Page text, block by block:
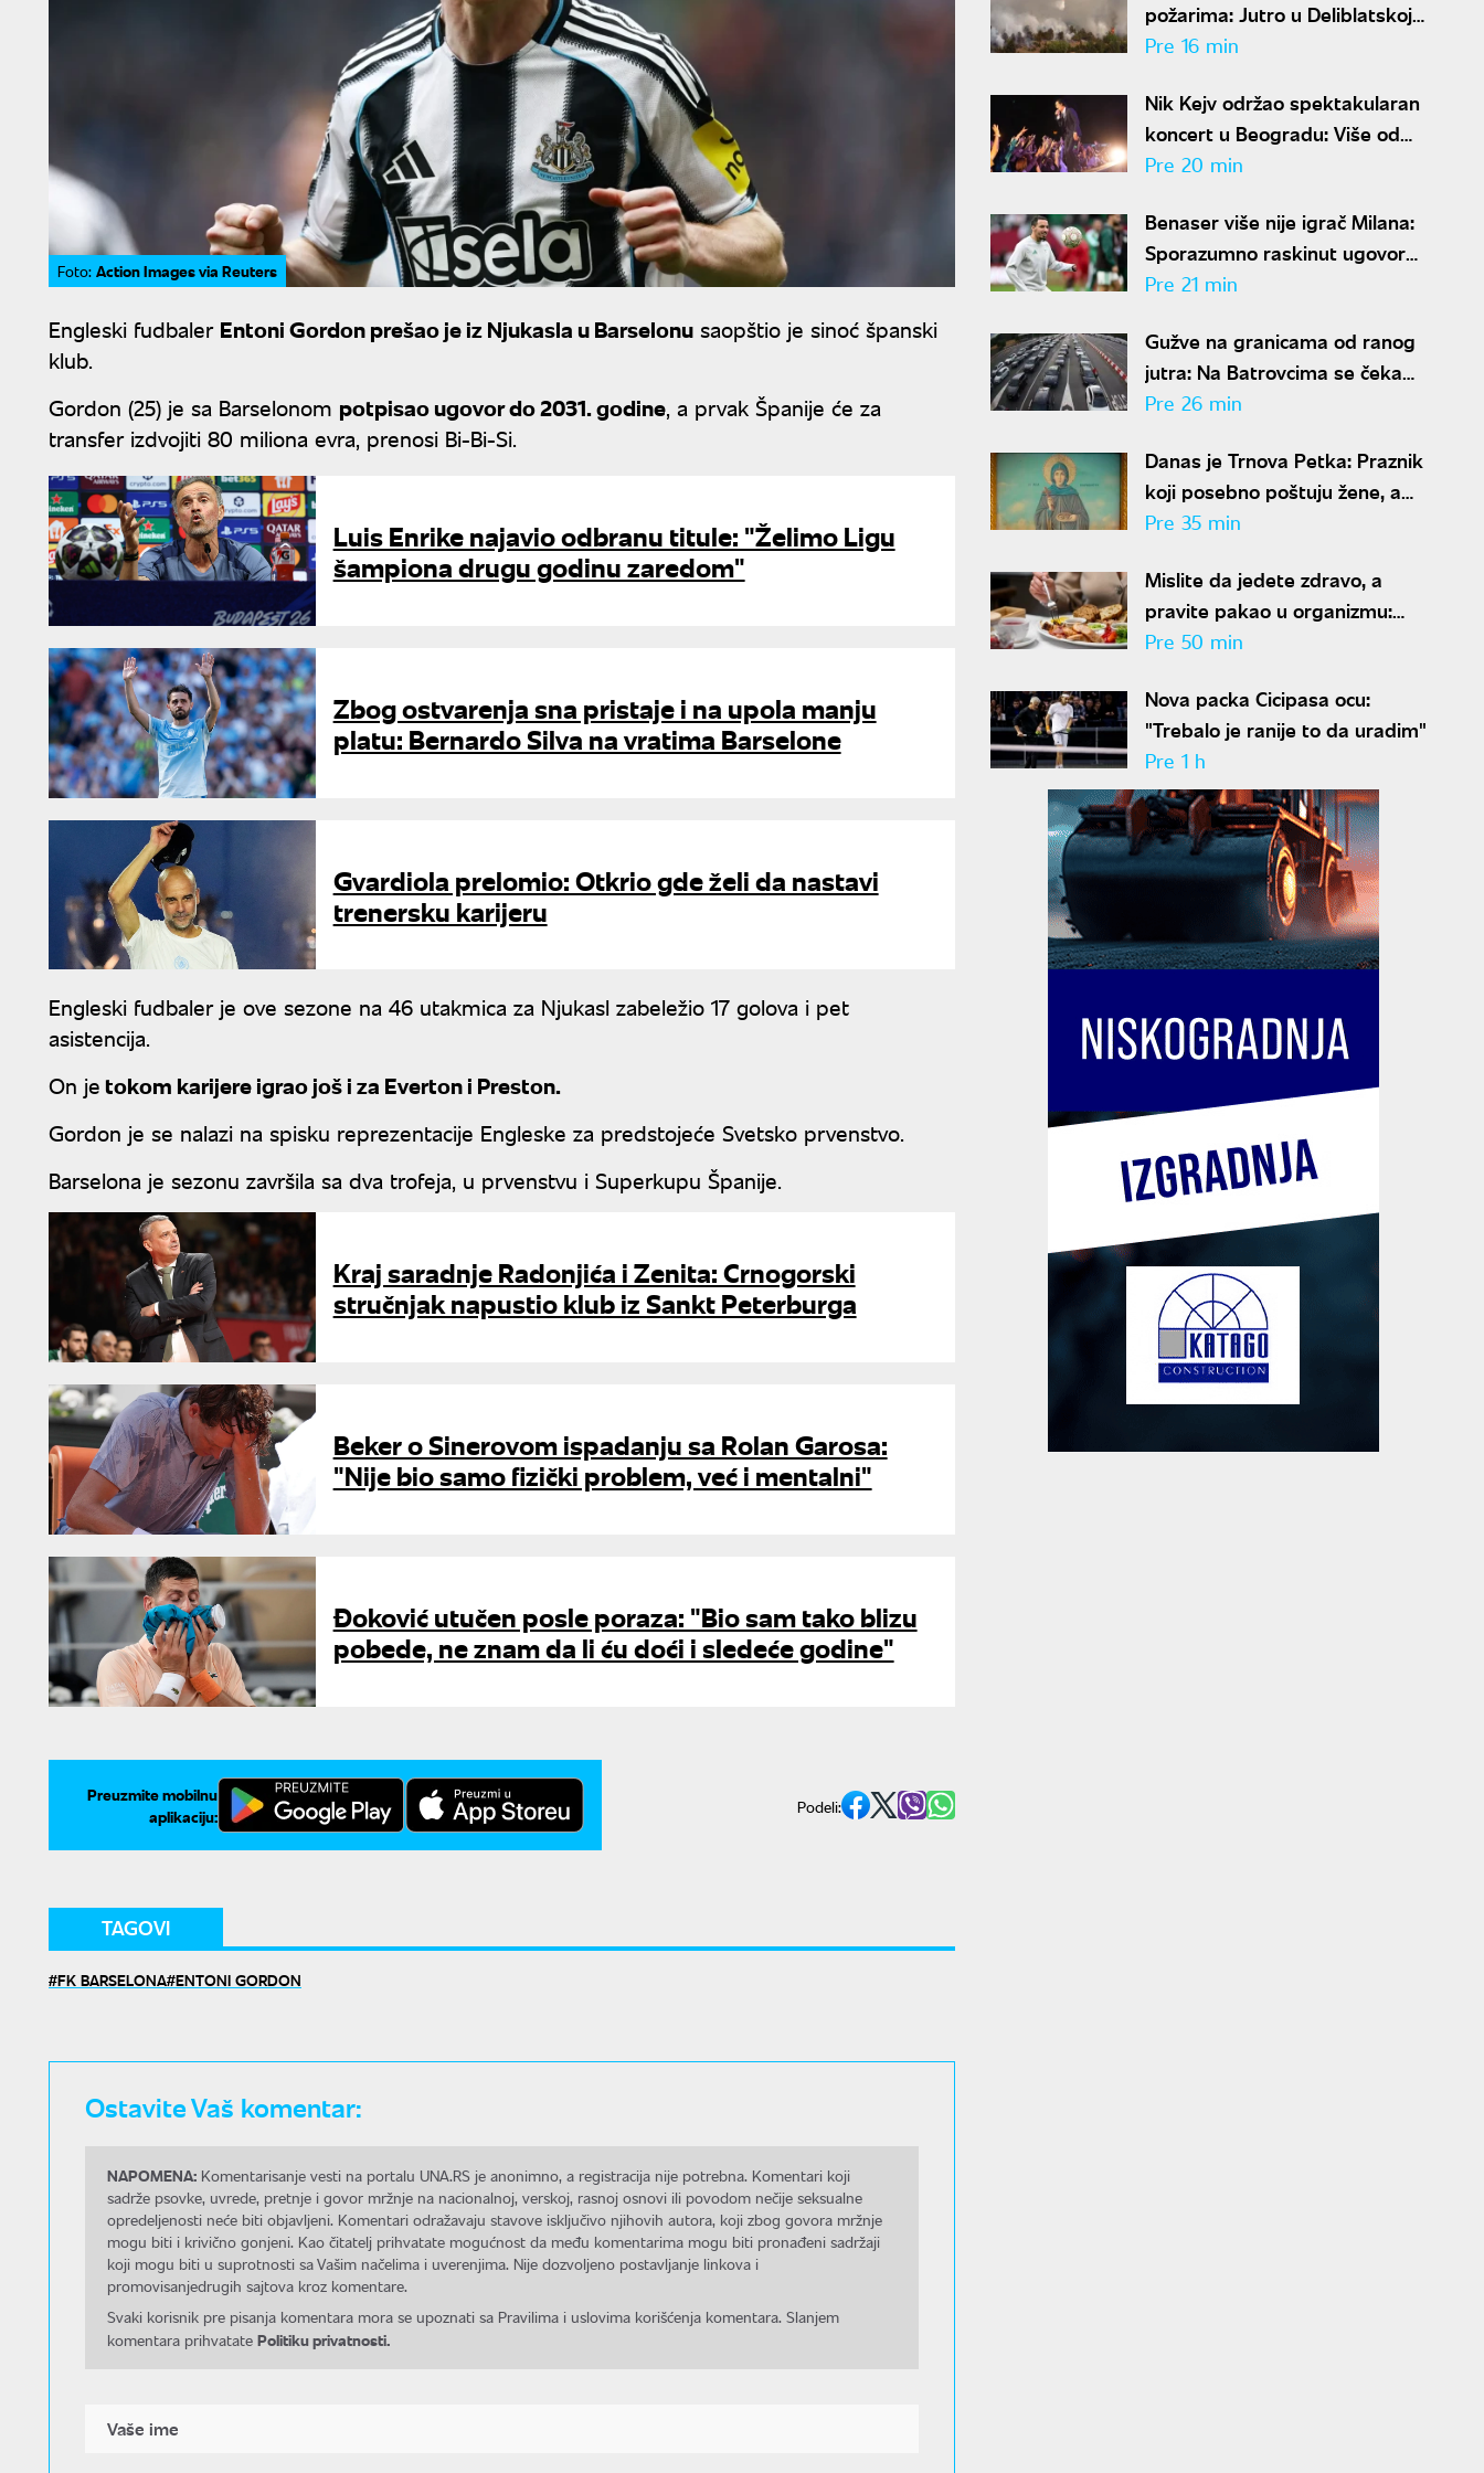
Foto: Action Images via Reuters
Engleski fudbaler Entoni Gordon prešao je iz Njukasla u Barselonu saopštio je sinoć španski
klub.
Gordon (25) je sa Barselonom potpisao ugovor do 2031. godine, a prvak Španije će za
transfer izdvojiti 80 miliona evra, prenosi Bi-Bi-Si.
Luis Enrike najavio odbranu titule: "Želimo Ligu
šampiona drugu godinu zaredom"
Zbog ostvarenja sna pristaje i na upola manju
platu: Bernardo Silva na vratima Barselone
Gvardiola prelomio: Otkrio gde želi da nastavi
trenersku karijeru
Engleski fudbaler je ove sezone na 46 utakmica za Njukasl zabeležio 17 golova i pet
asistencija.
On jetokom karijere igrao još i za Everton i Preston.
Gordon je se nalazi na spisku reprezentacije Engleske za predstojeće Svetsko prvenstvo.
Barselona je sezonu završila sa dva trofeja, u prvenstvu i Superkupu Španije.
Kraj saradnje Radonjića i Zenita: Crnogorski
stručnjak napustio klub iz Sankt Peterburga
Beker o Sinerovom ispadanju sa Rolan Garosa:
"Nije bio samo fizički problem, već i mentalni"
Đoković utučen posle poraza: "Bio sam tako blizu
pobede, ne znam da li ću doći i sledeće godine"
Preuzmite mobilnu
aplikaciju:
Podeli:
TAGOVI
FK BARSELONA ENTONI GORDON
Ostavite Vaš komentar:
NAPOMENA: Komentarisanje vesti na portalu UNA.RS je anonimno, a registracija nije potrebna. Komentari koji
sadrže psovke, uvrede, pretnje i govor mržnje na nacionalnoj, verskoj, rasnoj osnovi ili povodom nečije seksualne
opredeljenosti neće biti objavljeni. Komentari odražavaju stavove isključivo njihovih autora, koji zbog govora mržnje
mogu biti i krivično gonjeni. Kao čitatelj prihvatate mogućnost da među komentarima mogu biti pronađeni sadržaji
koji mogu biti u suprotnosti sa Vašim načelima i uverenjima. Nije dozvoljeno postavljanje linkova i
promovisanjedrugih sajtova kroz komentare.
Svaki korisnik pre pisanja komentara mora se upoznati sa Pravilima i uslovima korišćenja komentara. Slanjem
komentara prihvatate Politiku privatnosti.
požarima: Jutro u Deliblatskoj
peščari mirnije, helikopteri se
Pre 16 min
Nik Kejv održao spektakularan
koncert u Beogradu: Više od
dva i po sata muzike na
Pre 20 min
Benaser više nije igrač Milana:
Sporazumno raskinut ugovor
posle šest godina
Pre 21 min
Gužve na granicama od ranog
jutra: Na Batrovcima se čeka
četiri sata, evo gde su još
Pre 26 min
Danas je Trnova Petka: Praznik
koji posebno poštuju žene, a
ovo su običaji i verovanja
Pre 35 min
Mislite da jedete zdravo, a
pravite pakao u organizmu:
Izbegavajte ove namirnice u
krvi nestabilan
Pre 50 min
Nova packa Cicipasa ocu:
"Trebalo je ranije to da uradim"
Pre 1 h